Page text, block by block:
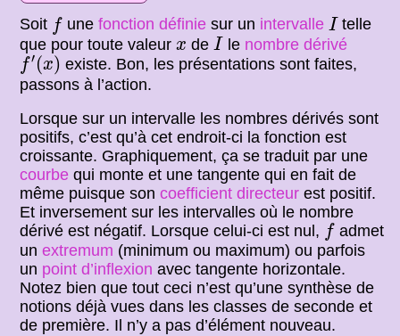
Soit f
f une fonction définiesur un intervalle I
I telle
que pour toute valeurx
x de I
I le nombre dérivé
f′(x)
f′(x)
existe. Bon, les présentations sont faites,
passons à l’action.
Lorsque sur un intervalle les nombres dérivés sont
positifs, c’est qu’à cet endroit-ci la fonction est
croissante. Graphiquement, ça se traduit par une
courbe qui monte et une tangente qui en fait de
même puisque soncoefficient directeur est positif.
Et inversement sur les intervalles où le nombre
dérivé est négatif. Lorsque celui-ci est nul, f
f admet
unextremum (minimum ou maximum) ou parfois
un point d’inflexion avec tangente horizontale.
Notez bien que tout ceci n’est qu’une synthèse de
notions déjà vues dans les classes de seconde et
de première. Il n’y a pas d’élément nouveau.